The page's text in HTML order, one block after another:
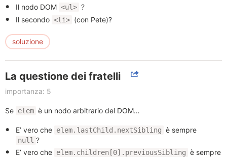
Il nodo DOM <ul> ?
Il secondo <li> (con Pete)?
soluzione
La questione dei fratelli
importanza: 5
Se elem è un nodo arbitrario del DOM…
E’ vero che elem.lastChild.nextSibling è sempre
null ?
E’ vero che elem.children[0].previousSibling è sempre